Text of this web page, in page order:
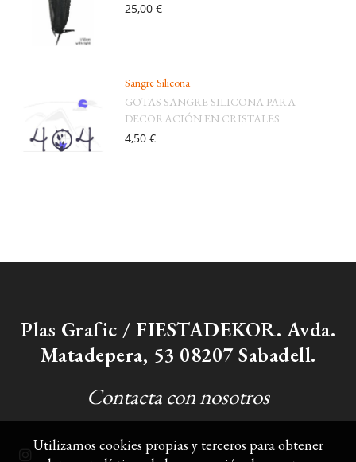
25,00 €
Sangre Silicona
GOTAS SANGRE SILICONA PARA
DECORACIÓN EN CRISTALES
4,50 €
Plas Grafic / FIESTADEKOR. Avda.
Matadepera, 53 08207 Sabadell.
Contacta con nosotros
Utilizamos cookies propias y terceros para obtener